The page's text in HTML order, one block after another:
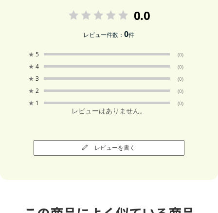
0.0
レビュー件数：0件
★ 5 (0)
★ 4 (0)
★ 3 (0)
★ 2 (0)
★ 1 (0)
レビューはありません。
レビューを書く